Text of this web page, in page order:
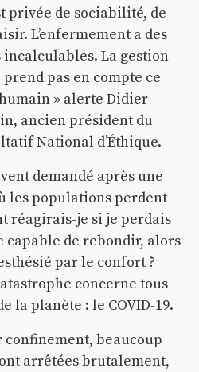
privée de sociabilité, de
L’enfermement a des
incalculables. La gestion
pas en compte ce
humain » alerte Didier
ancien président du
National d’Éthique.
demandé après une
les populations perdent
réagirais-je si je perdais
capable de rebondir, alors
par le confort ?
concerne tous
la planète : le COVID-19.
confinement, beaucoup
arrêtées brutalement,